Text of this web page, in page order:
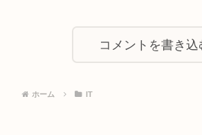
コメントを書き込
ホーム IT